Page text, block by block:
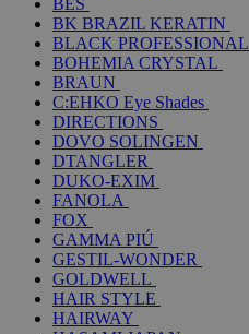
BES
BK BRAZIL KERATIN
BLACK PROFESSIONAL
BOHEMIA CRYSTAL
BRAUN
C:EHKO Eye Shades
DIRECTIONS
DOVO SOLINGEN
DTANGLER
DUKO-EXIM
FANOLA
FOX
GAMMA PIÚ
GESTIL-WONDER
GOLDWELL
HAIR STYLE
HAIRWAY